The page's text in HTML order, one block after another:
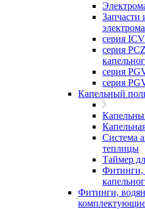
Запчасти
серия ICV
серия
серия
серия
Капельный
Система
теплицы
Таймер
Фитинги,
Фитинги,